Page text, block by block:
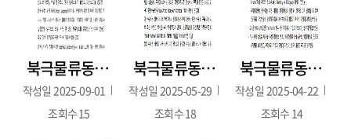
북극물류동향 2025년 7~8월호(2025.8.25.)
작성일 2025-09-01
조회수15
북극물류동향 111호(2025년 4월호. 2025.05.28.)
작성일 2025-05-29
조회수18
북극물류동향 2025년 3월호(2025.4.16.)
작성일 2025-04-22
조회수 14